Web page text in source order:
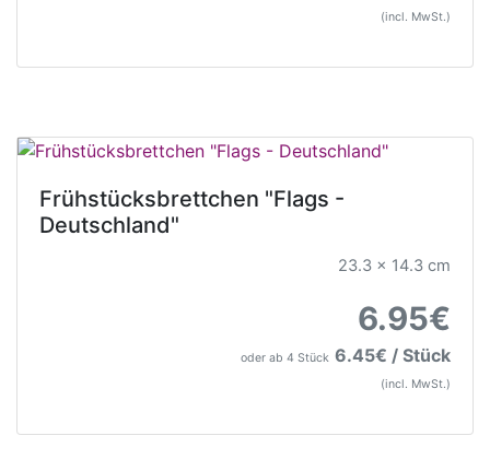
(incl. MwSt.)
Frühstücksbrettchen "Flags -
Deutschland"
23.3 x 14.3 cm
6.95€
oder ab 4 Stück 6.45€ / Stück
(incl. MwSt.)